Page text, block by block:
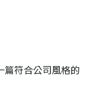
篇符合公司風格的